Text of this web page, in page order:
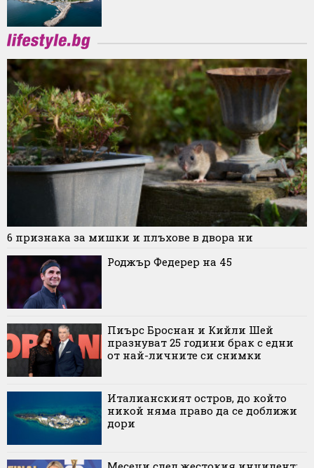
6 признака за мишки и плъхове в двора ни
Роджър Федерер на 45
Пиърс Броснан и Кийли Шей
празнуват 25 години брак с едни
от най-личните си снимки
Италианският остров, до който
никой няма право да се доближи
дори